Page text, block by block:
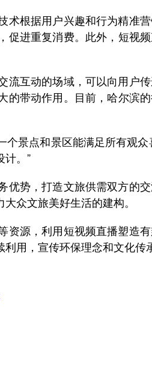
根据用户兴趣和行为精准
进重复消费。此外，短视
动的场域，可以向用户
带动作用。目前，哈尔滨
点和景区能满足所有观
。”
势，打造文旅供需双方的
众文旅美好生活的建构。
源，利用短视频直播塑造
用，宣传环保理念和文化传